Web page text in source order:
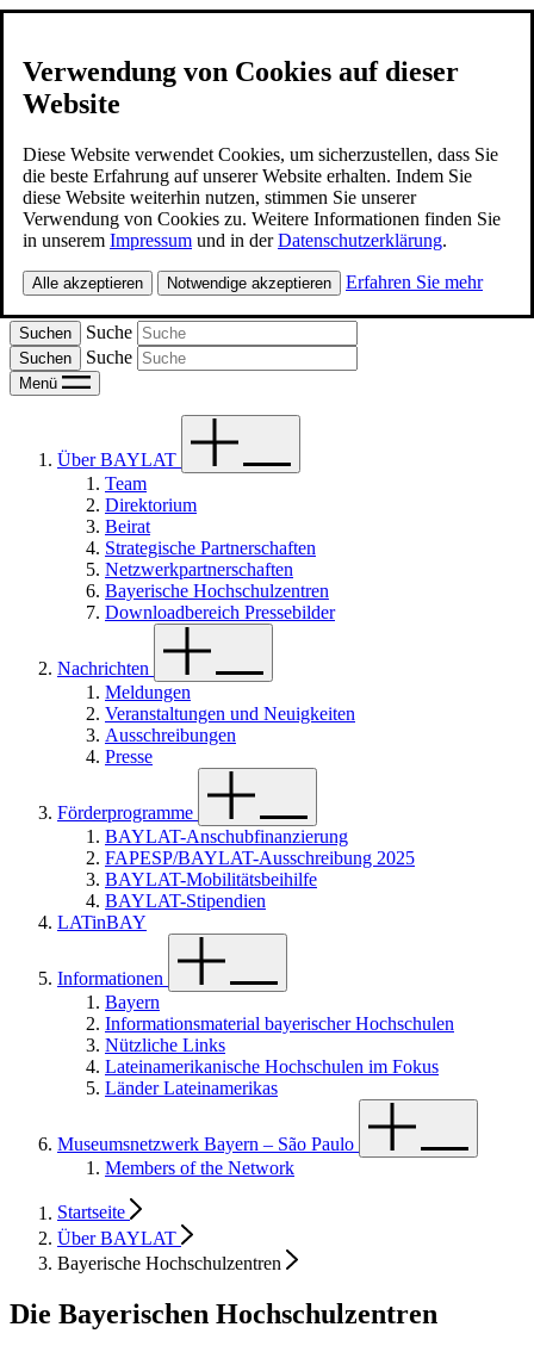
Verwendung von Cookies auf dieser
Website
Diese Website verwendet Cookies, um sicherzustellen, dass Sie
die beste Erfahrung auf unserer Website erhalten. Indem Sie
diese Website weiterhin nutzen, stimmen Sie unserer
Verwendung von Cookies zu. Weitere Informationen finden Sie
in unserem Impressum und in derDatenschutzerklärung.
Alle akzeptieren Notwendige akzeptieren Erfahren Sie mehr
Kontakt
Deutsch
Spanish
Portugues
Suche
Suche
Menü
Über BAYLAT
Team
Direktorium
Beirat
Strategische Partnerschaften
Netzwerkpartnerschaften
Bayerische Hochschulzentren
Downloadbereich Pressebilder
Nachrichten
Meldungen
Veranstaltungen und Neuigkeiten
Ausschreibungen
Presse
Förderprogramme
BAYLAT-Anschubfinanzierung
FAPESP/BAYLAT-Ausschreibung 2025
BAYLAT-Mobilitätsbeihilfe
BAYLAT-Stipendien
LATinBAY
Informationen
Bayern
Informationsmaterial bayerischer Hochschulen
Nützliche Links
Lateinamerikanische Hochschulen im Fokus
Länder Lateinamerikas
Museumsnetzwerk Bayern – São Paulo
Members of the Network
Startseite
Über BAYLAT
Bayerische Hochschulzentren
Die Bayerischen Hochschulzentren